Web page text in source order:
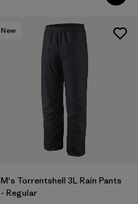
New
M's Torrentshell 3L Rain Pants
- Regular